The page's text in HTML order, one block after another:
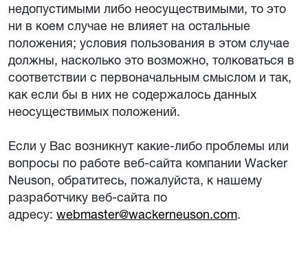
недопустимыми либо неосуществимыми, то это
ни в коем случае не влияет на остальные
положения; условия пользования в этом случае
должны, насколько это возможно, толковаться в
соответствии с первоначальным смыслом и так,
как если бы в них не содержалось данных
неосуществимых положений.
Если у Вас возникнут какие-либо проблемы или
вопросы по работе веб-сайта компании Wacker
Neuson, обратитесь, пожалуйста, к нашему
разработчику веб-сайта по
адресу: webmaster@wackerneuson.com.